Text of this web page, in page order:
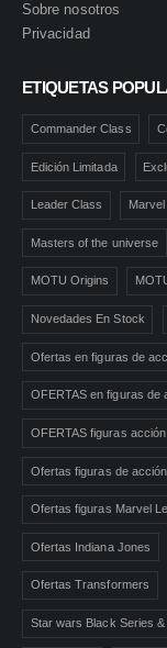
Sobre nosotros
Privacidad
ETIQUETAS
Commander Class
Edición Limitada
Leader Class
Masters of the universe
MOTU Origins
Novedades En Stock
Ofertas en figuras de
OFERTAS en figuras de
OFERTAS figuras
Ofertas figuras de
Ofertas figuras Marvel
Ofertas Indiana Jones
Ofertas Transformers
Star wars Black Series &